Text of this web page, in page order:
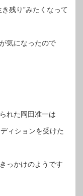
残り”みたくなって
気になったので
れた岡田准一は
ィションを受けた
っかけのようです